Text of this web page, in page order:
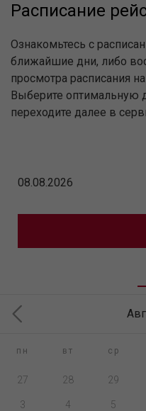
Расписание
Ознакомьтесь с
ближайшие дни, либо
просмотра расписания
Выберите оптимальную
переходите далее в
пн вт ср
27 28 29
3 4 5